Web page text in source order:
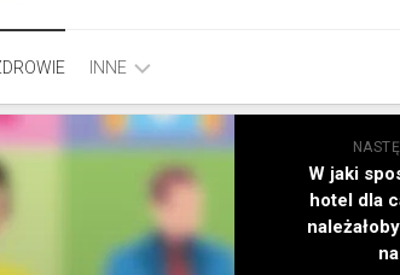
INNE
ROZRYWKA,
EDUKACJA
SPORT,
TURYSTYKA
W jaki
hotel dla